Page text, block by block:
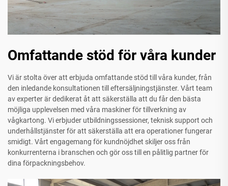
Omfattande stöd för våra kunder
Vi är stolta över att erbjuda omfattande stöd till våra kunder, från
den inledande konsultationen till eftersäljningstjänster. Vårt team
av experter är dedikerat åt att säkerställa att du får den bästa
möjliga upplevelsen med våra maskiner för tillverkning av
vågkartong. Vi erbjuder utbildningssessioner, teknisk support och
underhållstjänster för att säkerställa att era operationer fungerar
smidigt. Vårt engagemang för kundnöjdhet skiljer oss från
konkurrenterna i branschen och gör oss till en pålitlig partner för
dina förpackningsbehov.